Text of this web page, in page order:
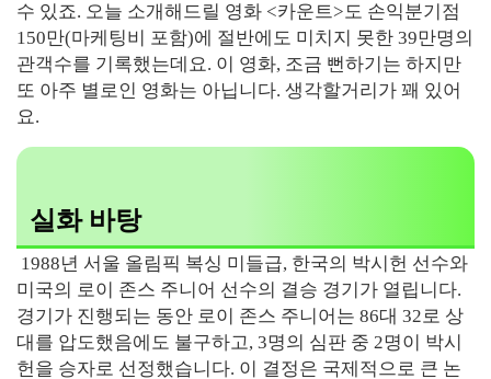
수 있죠. 오늘 소개해드릴 영화 <카운트>도 손익분기점
150만(마케팅비 포함)에 절반에도 미치지 못한 39만명의
관객수를 기록했는데요. 이 영화, 조금 뻔하기는 하지만
또 아주 별로인 영화는 아닙니다. 생각할거리가 꽤 있어
요.
실화 바탕
1988년 서울 올림픽 복싱 미들급, 한국의 박시헌 선수와
미국의 로이 존스 주니어 선수의 결승 경기가 열립니다.
경기가 진행되는 동안 로이 존스 주니어는 86대 32로 상
대를 압도했음에도 불구하고, 3명의 심판 중 2명이 박시
헌을 승자로 선정했습니다. 이 결정은 국제적으로 큰 논